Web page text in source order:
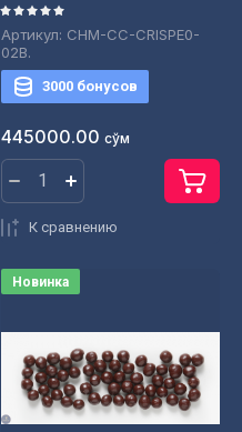
Артикул: CHM-CC-CRISPE0-
02B.
3000 бонусов
445000.00 сўм
К сравнению
Новинка